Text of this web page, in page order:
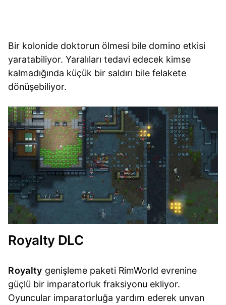
Bir kolonide doktorun ölmesi bile domino etkisi
yaratabiliyor. Yaralıları tedavi edecek kimse
kalmadığında küçük bir saldırı bile felakete
dönüşebiliyor.
Royalty DLC
Royalty genişleme paketi RimWorld evrenine
güçlü bir imparatorluk fraksiyonu ekliyor.
Oyuncular imparatorluğa yardım ederek unvan